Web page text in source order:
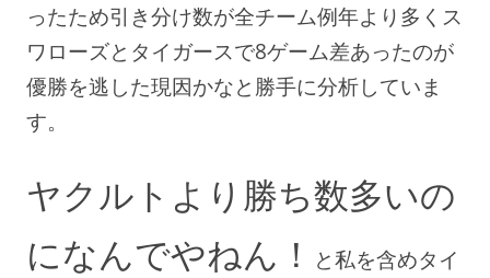
ったため引き分け数が全チーム例年より多くス
ワローズとタイガースで8ゲーム差あったのが
優勝を逃した現因かなと勝手に分析していま
す。
ヤクルトより勝ち数多いの
になんでやねん！
と私を含めタイ